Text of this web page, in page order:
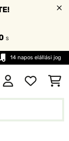
S
14 napos elállási jog